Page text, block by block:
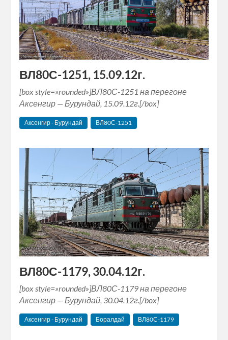
ВЛ80С-1251, 15.09.12г.
[box style=»rounded»]ВЛ80С-1251 на перегоне
Аксенгир — Бурундай, 15.09.12г.[/box]
Аксенгир - Бурундай ВЛ80С-1251
ВЛ80С-1179, 30.04.12г.
[box style=»rounded»]ВЛ80С-1179 на перегоне
Аксенгир — Бурундай, 30.04.12г.[/box]
Аксенгир - Бурундай Боралдай ВЛ80С-1179